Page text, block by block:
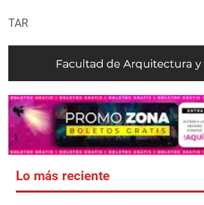
TAR
Lo más reciente